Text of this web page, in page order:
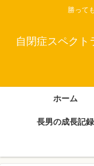
勝って
自閉症スペクト
ホーム
長男の成長記録